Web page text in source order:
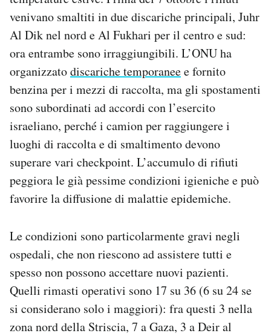
venivano smaltiti in due discariche principali, Juhr
Al Dik nel nord e Al Fukhari per il centro e sud:
ora entrambe sono irraggiungibili. L’ONU ha
organizzatodiscariche temporaneee fornito
benzina per i mezzi di raccolta, ma gli spostamenti
sono subordinati ad accordi con l’esercito
israeliano, perché i camion per raggiungere i
luoghi di raccolta e di smaltimento devono
superare vari checkpoint. L’accumulo di rifiuti
peggiora le già pessime condizioni igieniche e può
favorire la diffusione di malattie epidemiche.
Le condizioni sono particolarmente gravi negli
ospedali, che non riescono ad assistere tutti e
spesso non possono accettare nuovi pazienti.
Quelli rimasti operativi sono 17 su 36 (6 su 24 se
si considerano solo i maggiori): fra questi 3 nella
zona nord della Striscia, 7 a Gaza, 3 a Deir al